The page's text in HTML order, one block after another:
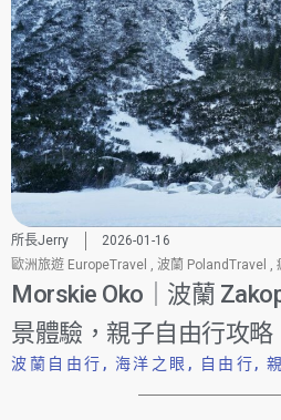
所長Jerry
2026-01-16
歐洲旅遊 EuropeTravel , 波蘭 PolandTravel ,
Morskie Oko｜波蘭
景體驗，親子自由行攻略
波蘭自由行 , 海洋之眼 , 自由行,